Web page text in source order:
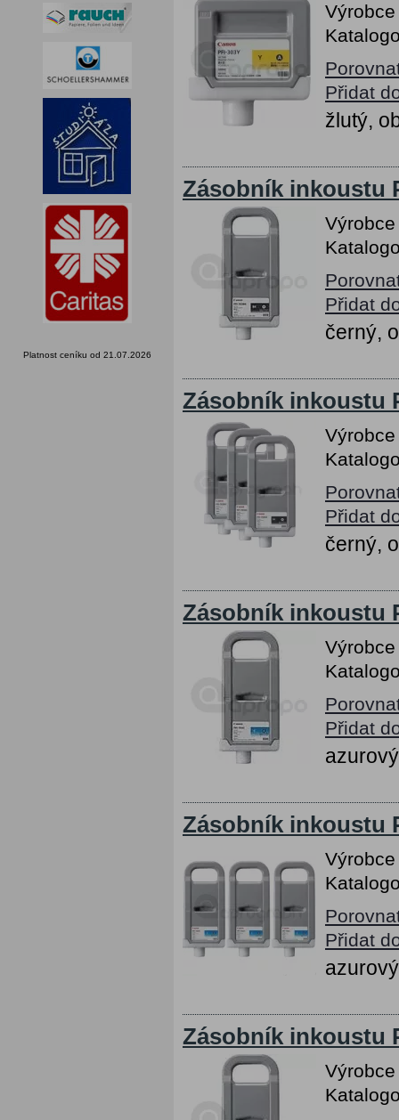
Platnost ceníku od 21.07.2026
Přidat
žlutý,
Zásobník inkoustu
Přidat
černý,
Zásobník inkoustu
Přidat
černý,
Zásobník inkoustu
Přidat
Zásobník inkoustu
Přidat
Zásobník inkoustu